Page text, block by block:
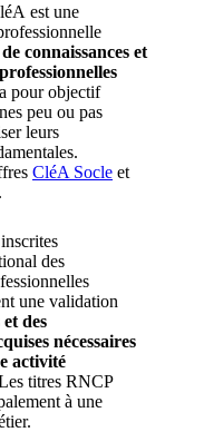
est une
connaissances et
pour objectif
peu ou pas
leurs
CléA Socle et
.
des
une validation
des
nécessaires
activité
titres RNCP
à une